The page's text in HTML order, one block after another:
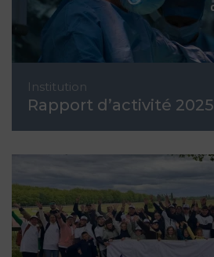
Institution
Rapport d’activité 2025